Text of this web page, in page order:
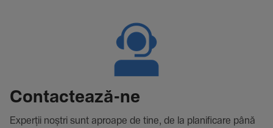
Contac­tează-ne
Experții noștri sunt aproape de tine, de la plani­fi­care până